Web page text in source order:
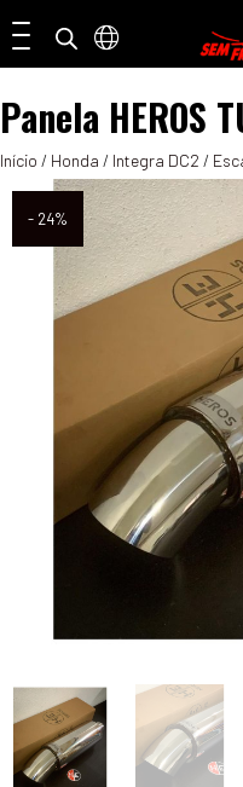
Panela HEROS
Início / Honda / Integra DC2 /
- 24%